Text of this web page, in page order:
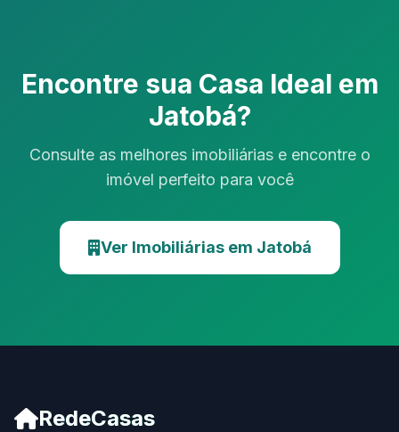
Encontre sua Casa Ideal em
Jatobá?
Consulte as melhores imobiliárias e encontre o
imóvel perfeito para você
Ver Imobiliárias em Jatobá
RedeCasas